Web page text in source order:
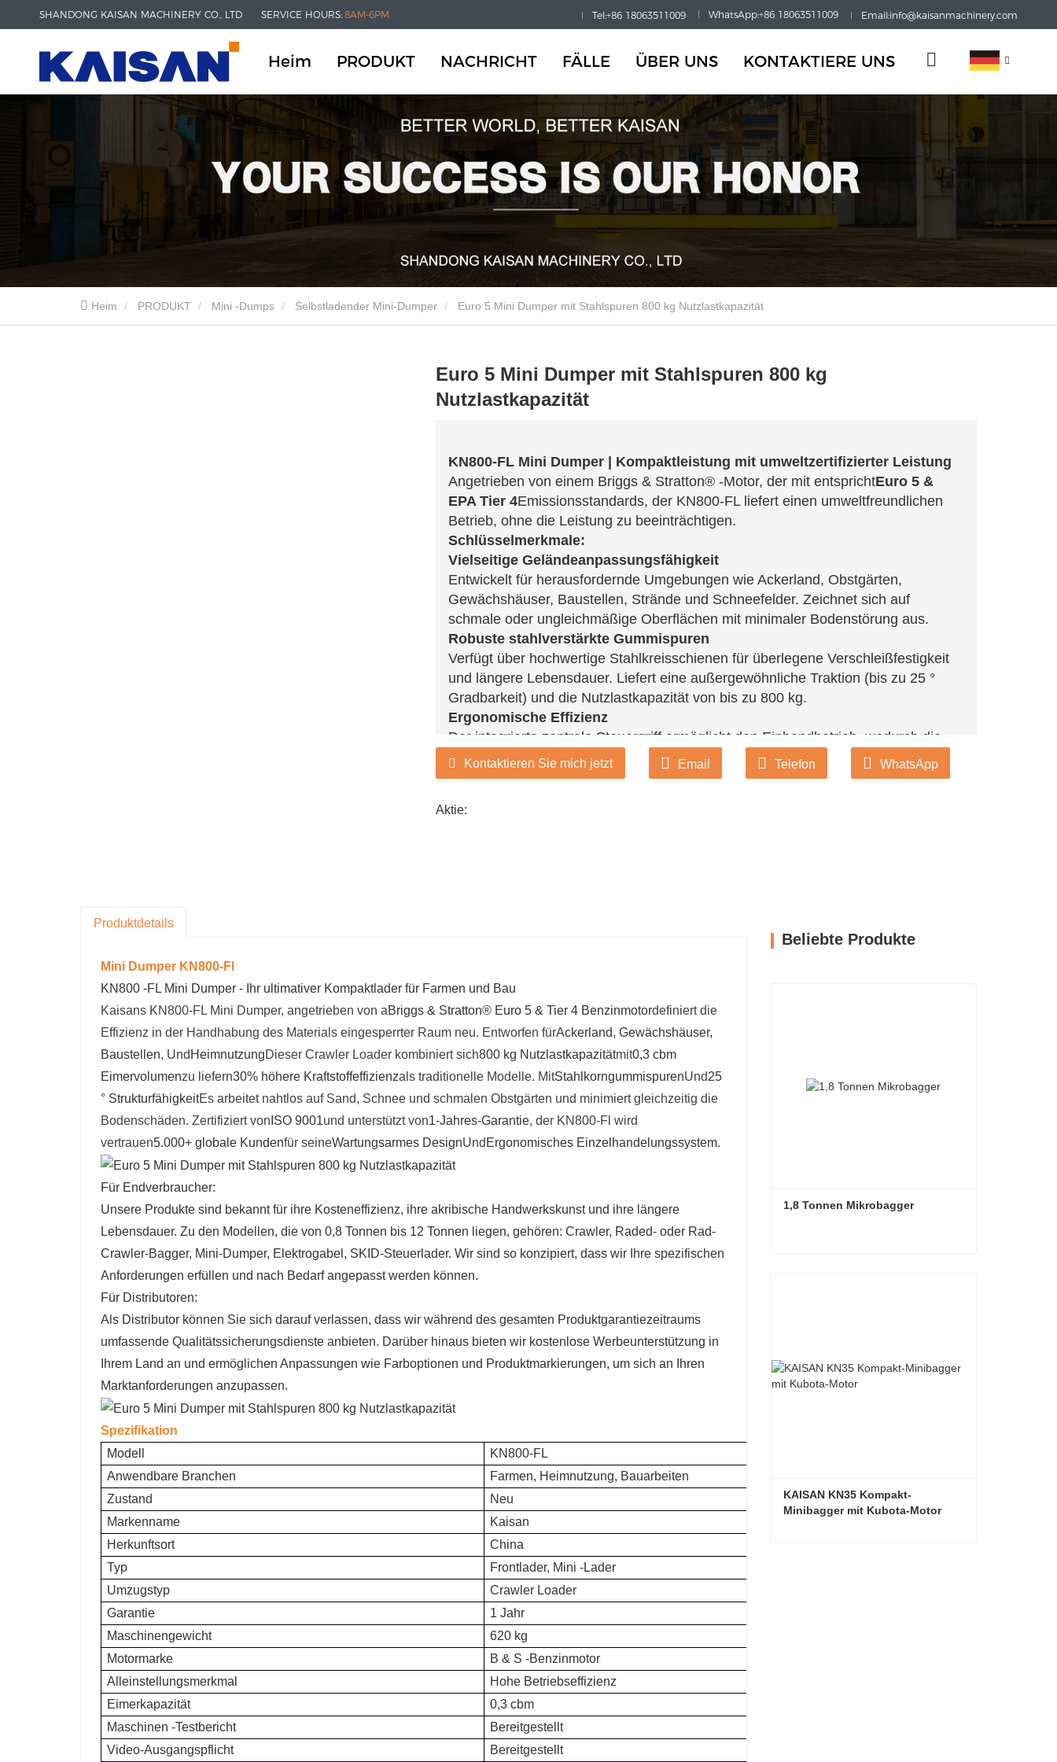
SHANDONG KAISAN MACHINERY CO., LTD SERVICE HOURS: 8AM-6PM Tel:+86 18063511009 WhatsApp:+86 18063511009 Email:info@kaisanmachinery.com
Heim PRODUKT NACHRICHT FÄLLE ÜBER UNS KONTAKTIERE UNS
Heim PRODUKT Mini -Dumps Selbstladender Mini-Dumper Euro 5 Mini Dumper mit Stahlspuren 800 kg Nutzlastkapazität
Euro 5 Mini Dumper mit Stahlspuren 800 kg
Nutzlastkapazität
KN800-FL Mini Dumper | Kompaktleistung mit umweltzertifizierter Leistung
Angetrieben von einem Briggs & Stratton® -Motor, der mit entsprichtEuro 5 &
EPA Tier 4Emissionsstandards, der KN800-FL liefert einen umweltfreundlichen
Betrieb, ohne die Leistung zu beeinträchtigen.
Schlüsselmerkmale:
Vielseitige Geländeanpassungsfähigkeit
Entwickelt für herausfordernde Umgebungen wie Ackerland, Obstgärten,
Gewächshäuser, Baustellen, Strände und Schneefelder. Zeichnet sich auf
schmale oder ungleichmäßige Oberflächen mit minimaler Bodenstörung aus.
Robuste stahlverstärkte Gummispuren
Verfügt über hochwertige Stahlkreisschienen für überlegene Verschleißfestigkeit
und längere Lebensdauer. Liefert eine außergewöhnliche Traktion (bis zu 25 °
Gradbarkeit) und die Nutzlastkapazität von bis zu 800 kg.
Ergonomische Effizienz
Der integrierte zentrale Steuergriff ermöglicht den Einhandbetrieb, wodurch die
Ermüdung der Bediener während längerer Verwendung reduziert wird. Das
vereinfachte mechanische Design sorgt für eine geringe Wartungs- und
Wettbewerbsvorteil:
Kontaktieren Sie mich jetzt Email Telefon WhatsApp
Aktie:
Produktdetails
Mini Dumper KN800-Fl
KN800 -FL Mini Dumper - Ihr ultimativer Kompaktlader für Farmen und Bau
Kaisans KN800-FL Mini Dumper, angetrieben von aBriggs & Stratton® Euro 5 & Tier 4 Benzinmotordefiniert die
Effizienz in der Handhabung des Materials eingesperrter Raum neu. Entworfen fürAckerland, Gewächshäuser,
Baustellen, Und HeimnutzungDieser Crawler Loader kombiniert sich800 kg Nutzlastkapazitätmit0,3 cbm
Eimervolumenzu liefern30% höhere Kraftstoffeffizienzals traditionelle Modelle. MitStahlkorngummispurenUnd25
° StrukturfähigkeitEs arbeitet nahtlos auf Sand, Schnee und schmalen Obstgärten und minimiert gleichzeitig die
Bodenschäden. Zertifiziert von ISO 9001und unterstützt von1-Jahres-Garantie, der KN800-Fl wird
vertrauen5.000+ globale Kundenfür seineWartungsarmes DesignUnd Ergonomisches Einzelhandelungssystem.
Für Endverbraucher:
Unsere Produkte sind bekannt für ihre Kosteneffizienz, ihre akribische Handwerkskunst und ihre längere
Lebensdauer. Zu den Modellen, die von 0,8 Tonnen bis 12 Tonnen liegen, gehören: Crawler, Raded- oder Rad-
Crawler-Bagger, Mini-Dumper, Elektrogabel, SKID-Steuerlader. Wir sind so konzipiert, dass wir Ihre spezifischen
Anforderungen erfüllen und nach Bedarf angepasst werden können.
Für Distributoren:
Als Distributor können Sie sich darauf verlassen, dass wir während des gesamten Produktgarantiezeitraums
umfassende Qualitätssicherungsdienste anbieten. Darüber hinaus bieten wir kostenlose Werbeunterstützung in
Ihrem Land an und ermöglichen Anpassungen wie Farboptionen und Produktmarkierungen, um sich an Ihren
Marktanforderungen anzupassen.
Spezifikation
Modell
KN800-FL
Anwendbare Branchen
Farmen, Heimnutzung, Bauarbeiten
Zustand
Neu
Markenname
Kaisan
Herkunftsort
China
Typ
Frontlader, Mini -Lader
Umzugstyp
Crawler Loader
Garantie
1 Jahr
Maschinengewicht
620 kg
Motormarke
B & S -Benzinmotor
Alleinstellungsmerkmal
Hohe Betriebseffizienz
Eimerkapazität
0,3 cbm
Maschinen -Testbericht
Bereitgestellt
Video-Ausgangspflicht
Bereitgestellt
Beliebte Produkte
1,8 Tonnen Mikrobagger
KAISAN KN35 Kompakt-
Minibagger mit Kubota-Motor